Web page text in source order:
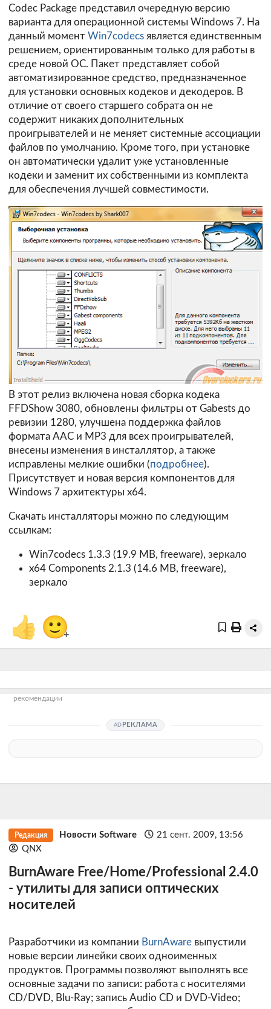
Codec Package представил очередную версию
варианта для операционной системы Windows 7. На
данный момент Win7codecs является единственным
решением, ориентированным только для работы в
среде новой ОС. Пакет представляет собой
автоматизированное средство, предназначенное
для установки основных кодеков и декодеров. В
отличие от своего старшего собрата он не
содержит никаких дополнительных
проигрывателей и не меняет системные ассоциации
файлов по умолчанию. Кроме того, при установке
он автоматически удалит уже установленные
кодеки и заменит их собственными из комплекта
для обеспечения лучшей совместимости.
В этот релиз включена новая сборка кодека
FFDShow 3080, обновлены фильтры от Gabests до
ревизии 1280, улучшена поддержка файлов
формата AAC и MP3 для всех проигрывателей,
внесены изменения в инсталлятор, а также
исправлены мелкие ошибки (подробнее).
Присутствует и новая версия компонентов для
Windows 7 архитектуры х64.
Скачать инсталляторы можно по следующим
ссылкам:
Win7codecs 1.3.3 (19.9 MB, freeware), зеркало
x64 Components 2.1.3 (14.6 MB, freeware),
зеркало
👍 🙂+
рекомендации
РЕКЛАМА
Редакция Новости Software
21 сент. 2009, 13:56
QNX
BurnAware Free/Home/Professional 2.4.0
- утилиты для записи оптических
носителей
Разработчики из компании BurnAware выпустили
новые версии линейки своих одноименных
продуктов. Программы позволяют выполнять все
основные задачи по записи: работа с носителями
CD/DVD, Blu-Ray; запись Audio CD и DVD-Video;